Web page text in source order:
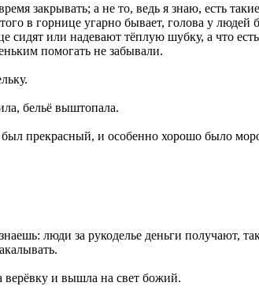
закрывать; а не то, ведь я знаю, есть
в горнице угарно бывает, голова у людей
сидят или надевают тёплую шубку, а что
помогать не забывали.
бельё выштопала.
прекрасный, и особенно хорошо было
люди за рукоделье деньги получают, так
верёвку и вышла на свет божий.